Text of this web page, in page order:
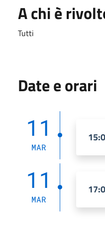
A chi è
Tutti
Date e orari
11
MAR
11
MAR